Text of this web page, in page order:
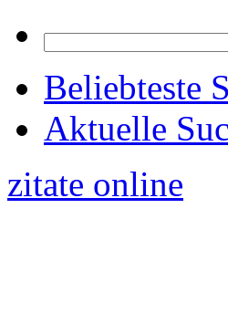
Beliebteste
Aktuelle
zitate online